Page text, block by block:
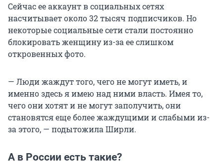
Сейчас ее аккаунт в социальных сетях
насчитывает около 32 тысяч подписчиков. Но
некоторые социальные сети стали постоянно
блокировать женщину из-за ее слишком
откровенных фото.
— Люди жаждут того, чего не могут иметь, и
именно здесь я имею над ними власть. Имея то,
чего они хотят и не могут заполучить, они
становятся еще более жаждущими и слабыми из-
за этого, — подытожила Ширли.
А в России есть такие?